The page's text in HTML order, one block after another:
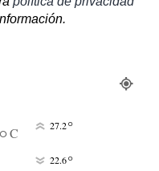
°C 27.2°
22.6°